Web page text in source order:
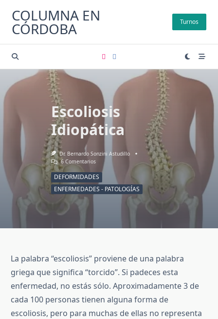
contenido
COLUMNA EN
CÓRDOBA Turnos
Escoliosis
Idiopática
Dr. Bernardo Sonzini Astudillo
6 ComentariosEn
Escoliosis
Idiopática
DEFORMIDADES
ENFERMEDADES - PATOLOGÍAS
La palabra “escoliosis” proviene de una palabra
griega que significa “torcido”. Si padeces esta
enfermedad, no estás sólo. Aproximadamente 3 de
cada 100 personas tienen alguna forma de
escoliosis, pero para muchas de ellas no representa